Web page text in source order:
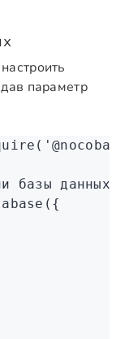
параметр
(
базы данных
({